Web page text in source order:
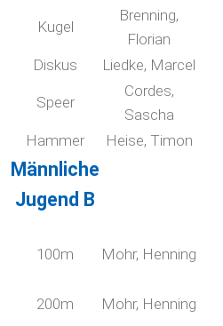
Kugel
Brenning,
Florian
Diskus Liedke, Marcel
Speer
Cordes,
Sascha
Hammer Heise, Timon
Männliche
Jugend B
100m Mohr, Henning
200m Mohr, Henning